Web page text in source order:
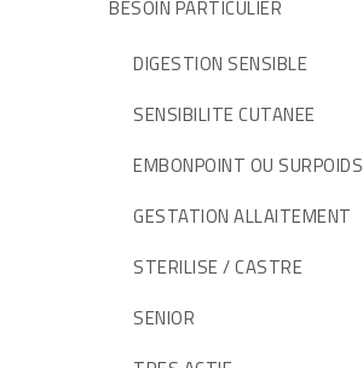
BESOIN PARTICULIER
DIGESTION SENSIBLE
SENSIBILITE CUTANEE
EMBONPOINT OU SURPOIDS
GESTATION ALLAITEMENT
STERILISE / CASTRE
SENIOR